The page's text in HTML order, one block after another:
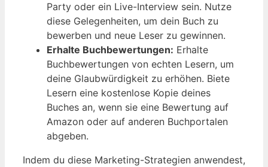
Party oder ein Live-Interview sein. Nutze
diese Gelegenheiten, um dein Buch zu
bewerben und neue Leser zu gewinnen.
Erhalte Buchbewertungen: Erhalte
Buchbewertungen von echten Lesern, um
deine Glaubwürdigkeit zu erhöhen. Biete
Lesern eine kostenlose Kopie deines
Buches an, wenn sie eine Bewertung auf
Amazon oder auf anderen Buchportalen
abgeben.
Indem du diese Marketing-Strategien anwendest,